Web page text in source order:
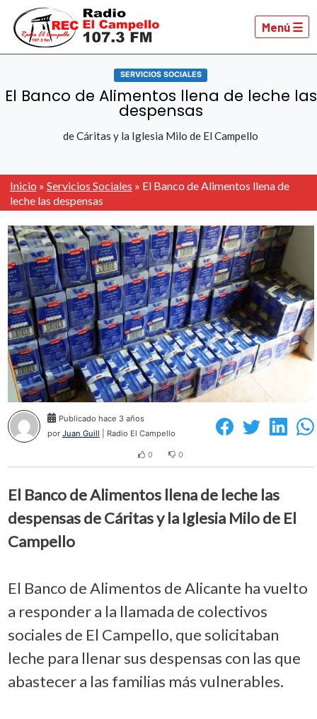
Menú ☰
SERVICIOS SOCIALES
El Banco de Alimentos llena de leche las
despensas
de Cáritas y la Iglesia Milo de El Campello
Inicio » Servicios Sociales » El Banco de Alimentos llena de
leche las despensas
Publicado hace 3 años
por Juan Guill | Radio El Campello
0 0
El Banco de Alimentos llena de leche las
despensas de Cáritas y la Iglesia Milo de El
Campello
El Banco de Alimentos de Alicante ha vuelto
a responder a la llamada de colectivos
sociales de El Campello, que solicitaban
leche para llenar sus despensas con las que
abastecer a las familias más vulnerables.